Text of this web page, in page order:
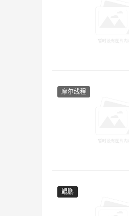
摩尔线程
鲲鹏
鲲鹏